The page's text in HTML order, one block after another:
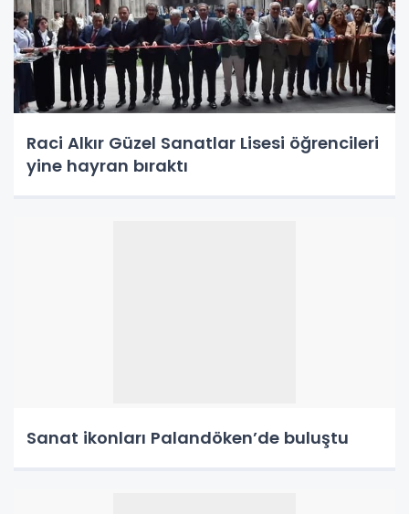
Raci Alkır Güzel Sanatlar Lisesi öğrencileri
yine hayran bıraktı
Sanat ikonları Palandöken’de buluştu